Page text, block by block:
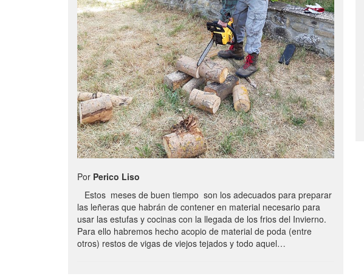
Por Perico Liso
Estos meses de buen tiempo son los adecuados para preparar
las leñeras que habrán de contener en material necesario para
usar las estufas y cocinas con la llegada de los frios del Invierno.
Para ello habremos hecho acopio de material de poda (entre
otros) restos de vigas de viejos tejados y todo aquel…